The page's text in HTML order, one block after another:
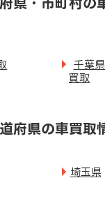
千葉
買取
府県の車買取
埼玉県